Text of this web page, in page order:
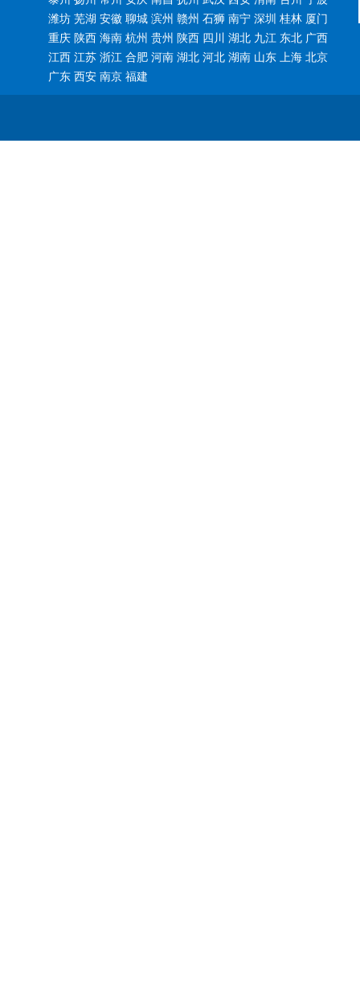
潍坊 芜湖 安徽 聊城 滨州 赣州 石狮 南宁 深圳 桂林 厦门
重庆 陕西 海南 杭州 贵州 陕西 四川 湖北 九江 东北 广西
江西 江苏 浙江 合肥 河南 湖北 河北 湖南 山东 上海 北京
广东 西安 南京 福建